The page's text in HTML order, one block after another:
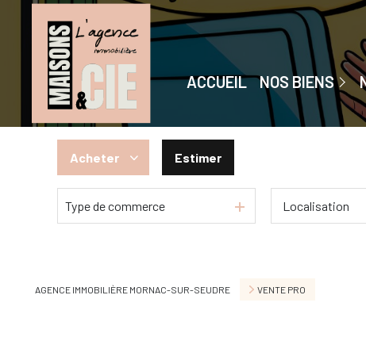
ACCUEIL NOS BIENS
Maisons
Appartements
Immeubles
Garages
Acheter
De l'ancien
Estimer
Type de commerce
AGENCE IMMOBILIÈRE MORNAC-SUR-SEUDRE VENTE PRO